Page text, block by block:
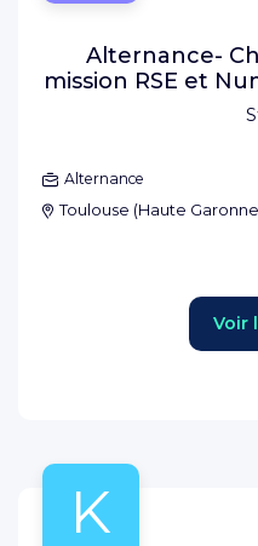
Alternance-
mission RSE et
Alternance
Toulouse (Haute
Voir
K